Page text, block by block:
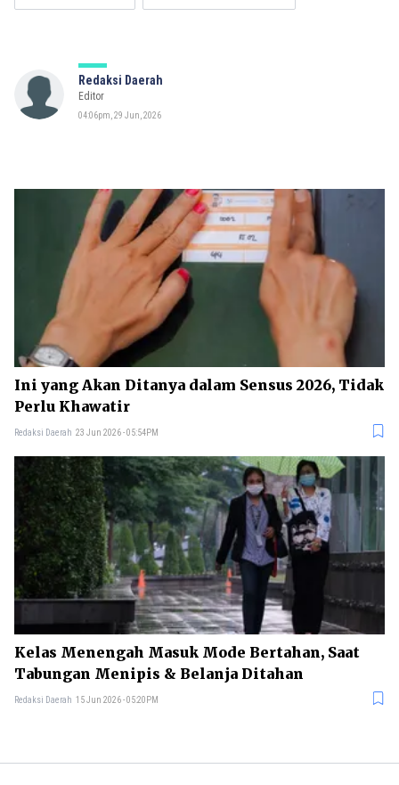
Redaksi Daerah
Editor
04:06pm, 29 Jun, 2026
Ini yang Akan Ditanya dalam Sensus 2026, Tidak
Perlu Khawatir
Redaksi Daerah 23 Jun 2026 - 05:54PM
Kelas Menengah Masuk Mode Bertahan, Saat
Tabungan Menipis & Belanja Ditahan
Redaksi Daerah 15 Jun 2026 - 05:20PM